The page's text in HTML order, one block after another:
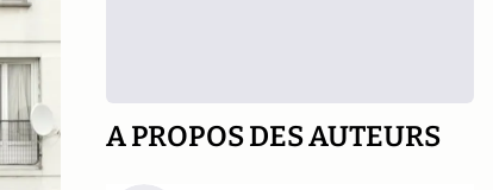
A PROPOS DES AUTEURS